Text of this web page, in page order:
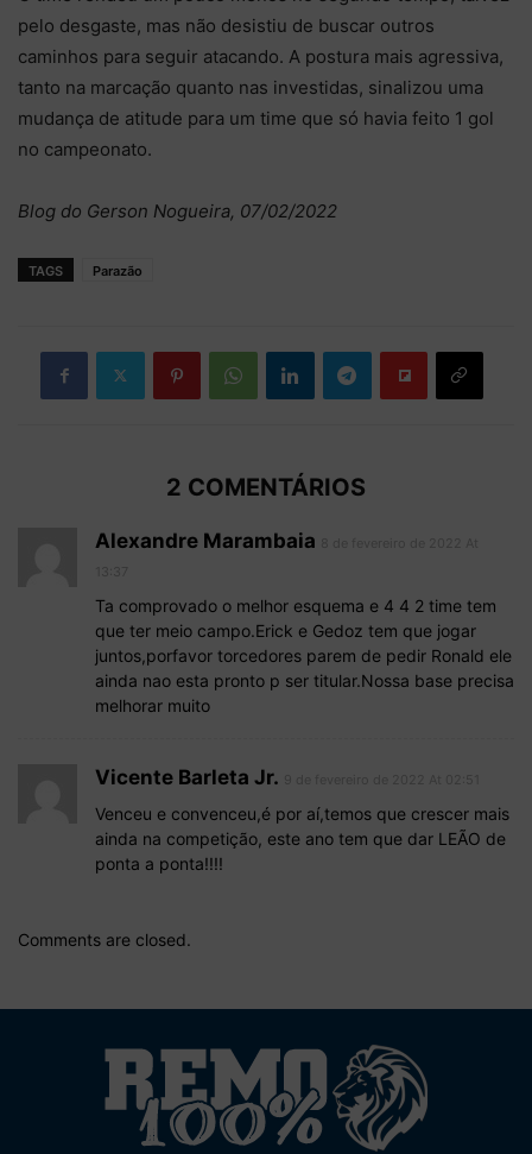
pelo desgaste, mas não desistiu de buscar outros
caminhos para seguir atacando. A postura mais agressiva,
tanto na marcação quanto nas investidas, sinalizou uma
mudança de atitude para um time que só havia feito 1 gol
no campeonato.
Blog do Gerson Nogueira, 07/02/2022
TAGS Parazão
2 COMENTÁRIOS
Alexandre Marambaia
Ta comprovado o melhor esquema e 4 4 2 time tem
que ter meio campo.Erick e Gedoz tem que jogar
juntos,porfavor torcedores parem de pedir Ronald ele
ainda nao esta pronto p ser titular.Nossa base precisa
melhorar muito
Vicente Barleta Jr.
Venceu e convenceu,é por aí,temos que crescer mais
ainda na competição, este ano tem que dar LEÃO de
ponta a ponta!!!!
Comments are closed.